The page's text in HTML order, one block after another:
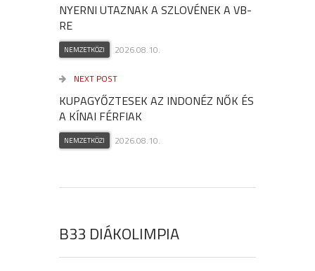
NYERNI UTAZNAK A SZLOVÉNEK A VB-
RE
NEMZETKÖZI 2026.08.10.
NEXT POST
KUPAGYŐZTESEK AZ INDONÉZ NŐK ÉS
A KÍNAI FÉRFIAK
NEMZETKÖZI 2026.08.10.
B33 DIÁKOLIMPIA